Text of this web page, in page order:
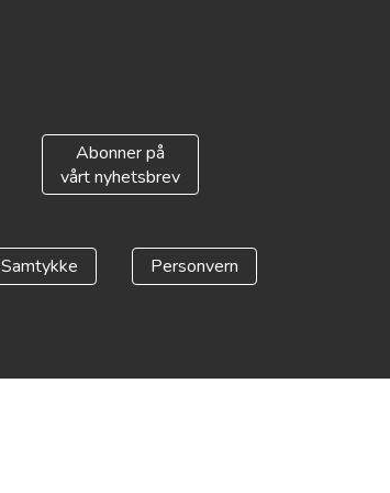
Abonner på
vårt nyhetsbrev
Samtykke Personvern